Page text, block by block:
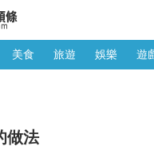
美食 旅遊 娛樂 遊
做法